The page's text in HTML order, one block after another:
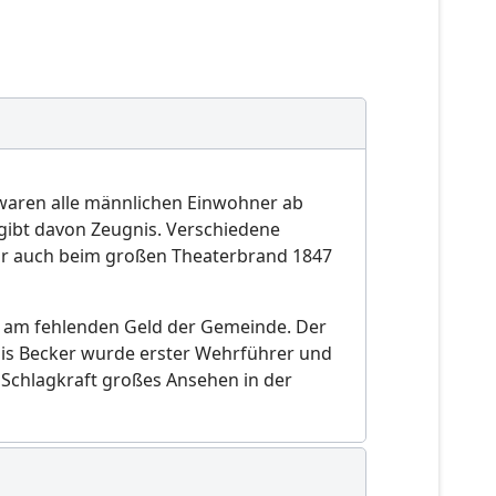
alle männlichen Einwohner ab
davon Zeugnis. Verschiedene
auch beim großen Theaterbrand 1847
fehlenden Geld der Gemeinde. Der
Becker wurde erster Wehrführer und
großes Ansehen in der